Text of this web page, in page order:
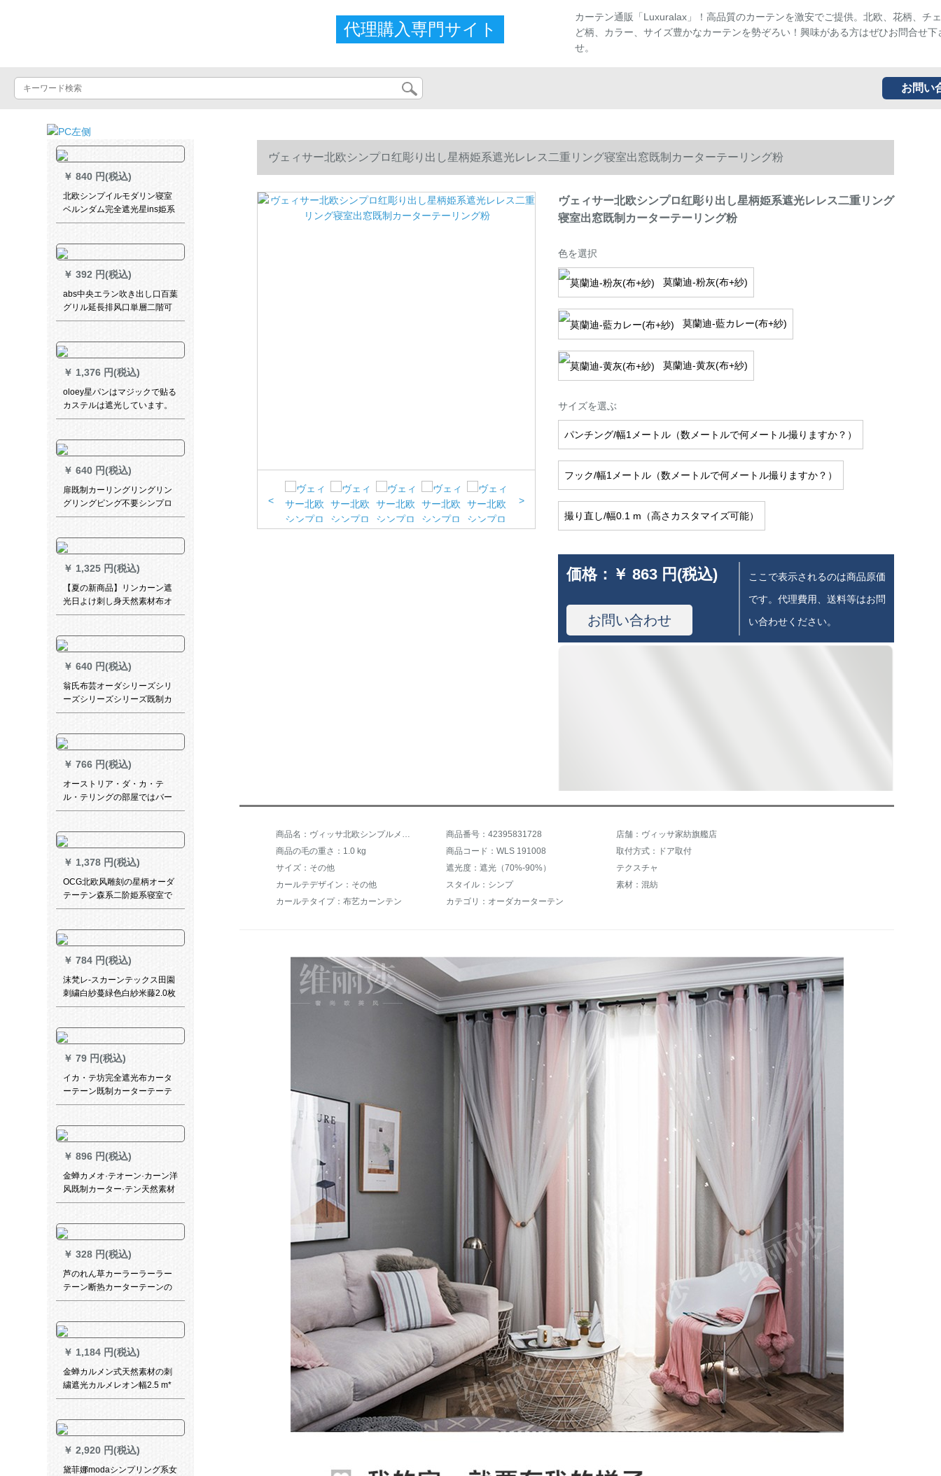
代理購入専門サイト
カーテン通販「Luxuralax」！高品質のカーテンを激安でご提供。北欧、花柄、チ
ど柄、カラー、サイズ豊かなカーテンを勢ぞろい！興味がある方はぜひお問合せ下
せ。
お問い
￥ 840 円(税込)
北欧シンプイルモダリン寝室
ベルンダム完全遮光星ins姫系
カーディィン二重ガゼル一体
￥ 392 円(税込)
abs中央エラン吹き出し口百葉
グリル延長排风口単層二階可
調オタダカン回風マク単層シ
￥ 1,376 円(税込)
oloey星パンはマジックで贴る
カステルは遮光しています。
小羽音ネットの红姫系寝室を
ースタッドは幅が1.5*2(短い
してもいいです。)面の魔青フ
ーは星です。
￥ 640 円(税込)
扉既制カーリングリングリン
グリングピング不要シンプロ
モ厚くて手オーダカーターテ
ベルダー短カータテテン半カ
ーン遮光カーン花瓶青イ3メト
ル幅*高さ2.3パンチ1枚
￥ 1,325 円(税込)
【夏の新商品】リンカーン遮
光日よけ刺し身天然素材布オ
ーダダテーテ―ン掃き出窓か
製カーターテー掛十分金（掛
十分金）1.8枚x 2.4高
￥ 640 円(税込)
翁氏布芸オーダシリーズシリ
ーズシリーズシリーズ既制カ
ーン遮光寝室リビアン供部屋
小星オシリーズテーンの青い
星-打孔デカン(送孔リング)幅
2.0*高1.8枚
￥ 766 円(税込)
オーストリア・ダ・カ・テ
ル・テリングの部屋ではバー
スキー断热アイデアオースト
カーンの书斎が升降していま
す。ライトの乳白色の一平方
メートルメートになります。
￥ 1,378 円(税込)
OCG北欧风雕刻の星柄オーダ
テーテン森系二阶姫系寝室で
梦に见るロマスーピンククカ
ン高さが変化します。
￥ 784 円(税込)
沫梵レ-スカーンテックス田園
刺繍白紗蔓緑色白紗米藤2.0枚
X 2.5高.フーク1枚
￥ 79 円(税込)
イカ・テ坊完全遮光布カータ
ーテーン既制カーターテーテ
ートシリーズシリーズシリー
シリーズンサンバスザック布
ベベルベルベルダウン窓寝室
リビグ光透過性UVカート逸品
完全遮光両面銀【狭帯Sフー
ク】幅1.0*高1.4【両衝撃量】
￥ 896 円(税込)
金蝉カメオ·テオーン·カーン洋
风既制カーター·テン天然素材
の花を遮光した寝室の窓カー
ン-打孔は何メトルですか？
￥ 328 円(税込)
芦のれん草カーラーラーラー
テーン断热カーターテーンの
遮日遮装复古リフト竹カータ
メトル高
￥ 1,184 円(税込)
金蝉カルメン式天然素材の刺
繍遮光カルメレオン幅2.5 m*
高さ2.7 m(ファンク/打孔)一枚
￥ 2,920 円(税込)
黛菲娜modaシンプリング系女
ヴェィサー北欧シンプロ红彫り出し星柄姫系遮光レレス二重リング寝室出窓既制カーターテーリング粉
< >
ヴェィサー北欧シンプロ红彫り出し星柄姫系遮光レレス二重リング
寝室出窓既制カーターテーリング粉
色を選択
莫蘭迪-粉灰(布+紗)
莫蘭迪-藍カレー(布+紗)
莫蘭迪-黄灰(布+紗)
サイズを選ぶ
パンチング/幅1メートル（数メートルで何メートル撮りますか？）
フック/幅1メートル（数メートルで何メートル撮りますか？）
撮り直し/幅0.1 m（高さカスタマイズ可能）
価格： ￥ 863 円(税込)
お問い合わせ
ここで表示されるのは商品原価
です。代理費用、送料等はお問
い合わせください。
商品名：ヴィッサ北欧シンプルメットレッド彫刻星柄姫系遮光レレステージ二重リングベッドルーム出窓既製カーンテーンンテーンダカーンテージ（布＋紗）フック/1メートル幅（数メートルで何メートル撮りますか？） 商品番号：42395831728
店舗：ヴィッサ家紡旗艦店
商品の毛の重さ：1.0 kg
商品コード：WLS 191008
取付方式：ドア取付
サイズ：その他
遮光度：遮光（70%-90%）
テクスチャ
カールテデザイン：その他
スタイル：シンプ
素材：混紡
カールテタイプ：布艺カーンテン
カテゴリ：オーダカーターテン